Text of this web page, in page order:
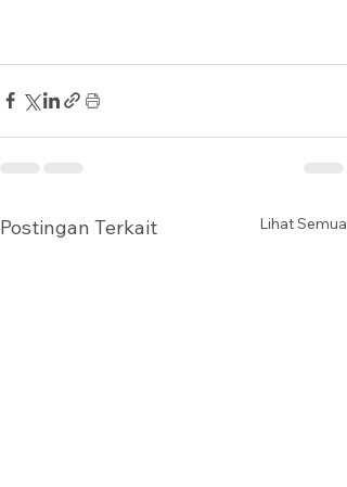
Postingan Terkait Lihat Semua